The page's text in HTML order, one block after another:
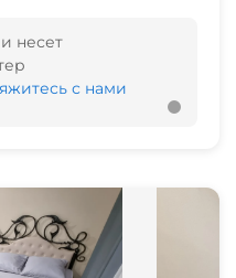
несет
с нами